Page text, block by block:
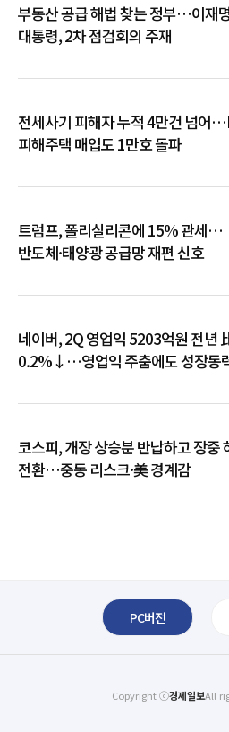
부동산 공급 해법 찾는 정부…이재
대통령, 2차 점검회의 주재
전세사기 피해자 누적 4만건 넘어
피해주택 매입도 1만호 돌파
트럼프, 폴리실리콘에 15% 관세…
반도체·태양광 공급망 재편 신호
네이버, 2Q 영업익 5203억원 전년
0.2%↓…영업익 주춤에도 성장동
코스피, 개장 상승분 반납하고 장중
전환…중동 리스크·美 경계감
PC버전
Copyright ⓒ경제일보All